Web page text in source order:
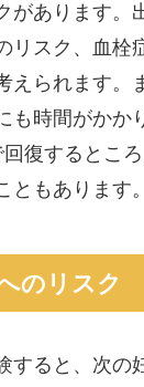
があります。
リスク、血栓
えられます。
も時間がかか
復するとこ
ともあります。
のリスク
すると、次の